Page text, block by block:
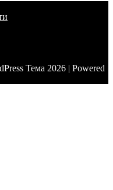
Тема 2026 | Powered